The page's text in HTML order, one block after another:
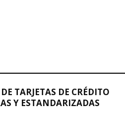
TARJETAS DE CRÉDITO
Y ESTANDARIZADAS